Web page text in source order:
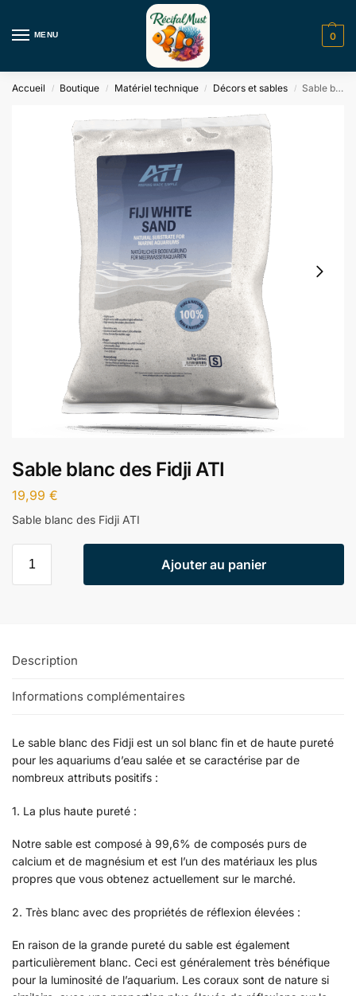
MENU 0
Accueil / Boutique / Matériel technique / Décors et sables / Sable blanc des Fidji ATI
Sable blanc des Fidji ATI
19,99 €
Sable blanc des Fidji ATI
Ajouter au panier
Description
Informations complémentaires
Le sable blanc des Fidji est un sol blanc fin et de haute pureté
pour les aquariums d’eau salée et se caractérise par de
nombreux attributs positifs :
1. La plus haute pureté :
Notre sable est composé à 99,6% de composés purs de
calcium et de magnésium et est l’un des matériaux les plus
propres que vous obtenez actuellement sur le marché.
2. Très blanc avec des propriétés de réflexion élevées :
En raison de la grande pureté du sable est également
particulièrement blanc. Ceci est généralement très bénéfique
pour la luminosité de l’aquarium. Les coraux sont de nature si